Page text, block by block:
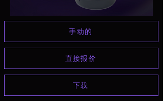
直接报价
手动的
下载